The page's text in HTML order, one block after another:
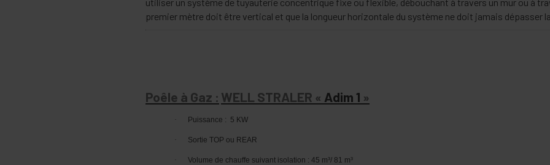
premier mètre doit être vertical et que la longueur horizontale du système ne doit jamais dépasser
Poêle à Gaz : WELL STRALER « Adim 1 »
· Puissance : 5 KW
· Sortie TOP ou REAR
· Volume de chauffe suivant isolation : 45 m³/ 81 m³